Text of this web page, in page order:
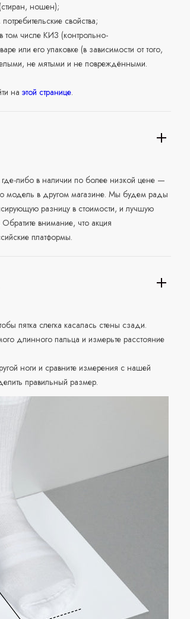
ношен);
свойства;
числе КИЗ (контрольно-
или его упаковке (в зависимости от того,
не мятыми и не повреждёнными.
наэтой странице.
либо в наличии по более низкой цене —
модель в другом магазине. Мы будем рады
разницу в стоимости, и лучшую
внимание, что акция
платформы.
пятка слегка касалась стены сзади.
длинного пальца и измерьте расстояние
ноги и сравните измерения с нашей
правильный размер.